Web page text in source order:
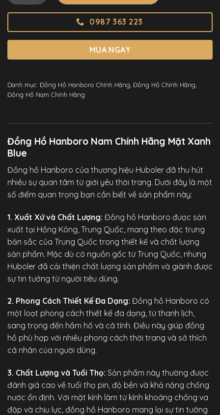
0987 363 223
MUA NGAY
Danh mục: Đồng Hồ Hanboro Chính Hãng, Đồng Hồ Chính Hãng,
Đồng Hồ Nam Chính Hãng
Đồng Hồ Hanboro Nam Chính Hãng Mặt Xanh
Blue
Đồng hồ Hanboro của thương hiệu Huboler đã thu hút
nhiều sự quan tâm từ giới yêu thời trang. Dưới đây là một
số điểm quan trọng bạn cần biết về sản phẩm này:
1. Xuất Xứ và Chất Lượng: Đồng hồ Hanboro được sản
xuất tại Hồng Kông, Trung Quốc, mang theo đặc trưng
bản sắc của Trung Quốc trong thiết kế và chất lượng
sản phẩm. Mặc dù có nguồn gốc từ Trung Quốc, nhưng
Huboler đã cải thiện chất lượng sản phẩm và giành được
sự tin tưởng từ người tiêu dùng.
2. Phong Cách Thiết Kế Đa Dạng: Đồng hồ Hanboro có
một loạt phong cách thiết kế đa dạng, từ thanh lịch,
sang trọng đến hầm hố và cá tính. Điều này giúp đồng
hồ phù hợp với nhiều phong cách thời trang và sở thích
cá nhân của người dùng.
3. Chất Lượng và Tuổi Thọ: Sản phẩm này thường được
đánh giá cao về tuổi thọ pin, độ bền và khả năng chống
nước ổn định. Với mặt kính làm từ kính khoáng chống va
đập và chịu lực, đồng hồ Hanboro mang lại sự tin tưởng